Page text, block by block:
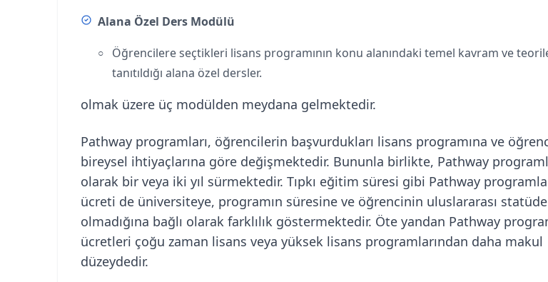
Alana Özel Ders Modülü
Öğrencilere seçtikleri lisans programının konu alanındaki temel kavram ve
tanıtıldığı alana özel dersler.
olmak üzere üç modülden meydana gelmektedir.
Pathway programları, öğrencilerin başvurdukları lisans programına ve
bireysel ihtiyaçlarına göre değişmektedir. Bununla birlikte, Pathway
olarak bir veya iki yıl sürmektedir. Tıpkı eğitim süresi gibi Pathway
ücreti de üniversiteye, programın süresine ve öğrencinin uluslararası
olmadığına bağlı olarak farklılık göstermektedir. Öte yandan Pathway
ücretleri çoğu zaman lisans veya yüksek lisans programlarından daha makul
düzeydedir.